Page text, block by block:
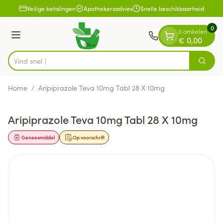
Ga naar de inhoud
1 van 1Veilige betalingen Apothekersadvies Snelle beschikbaarheid
Menu
Product, merk, categorie...
V Zoek
0 artikelen
€ 0,00
0
Home / Aripiprazole Teva 10mg Tabl 28 X 10mg
Aripiprazole Teva 10mg Tabl 28 X 10mg
Op voorschrift
Geneesmiddel